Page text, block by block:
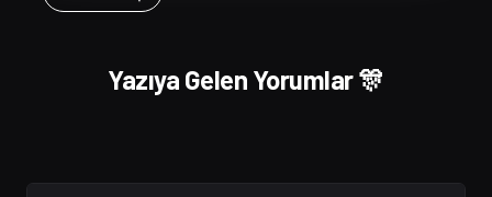
Yazıya Gelen Yorumlar 🎊